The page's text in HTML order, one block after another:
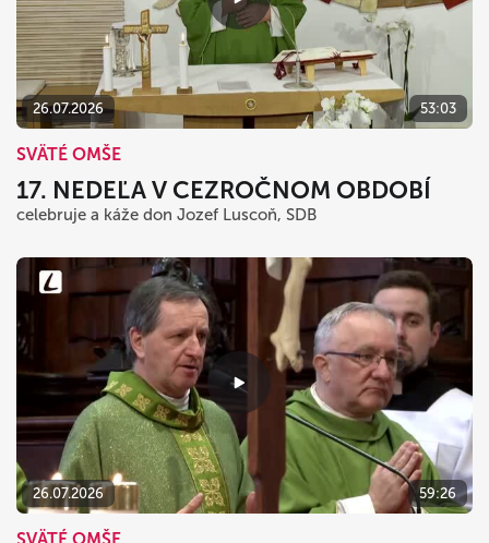
26.07.2026 53:03
SVÄTÉ OMŠE
17. NEDEĽA V CEZROČNOM OBDOBÍ
celebruje a káže don Jozef Luscoň, SDB
26.07.2026 59:26